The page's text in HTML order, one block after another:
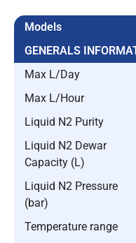
Models
GENERALS
Max L/Day
Max L/Hour
Liquid N2 Purity
Liquid N2 Dewar
Capacity (L)
Liquid N2 Pressure
(bar)
Temperature range